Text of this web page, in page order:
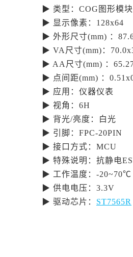
▶ 类型：COG图形模块
▶ 显示像素：128x64
▶ 外形尺寸(mm) ：
▶ VA尺寸(mm)：
▶ AA尺寸(mm) ：
▶ 点间距(mm) ：
▶ 应用：仪器仪表
▶ 视角：6H
▶ 背光/亮度：白光
▶ 引脚：FPC-20PIN
▶ 接口方式：MCU
▶ 特殊说明：抗静电
▶ 工作温度：-20~70℃
▶ 供电电压：3.3V
▶ 驱动芯片： ST7565R